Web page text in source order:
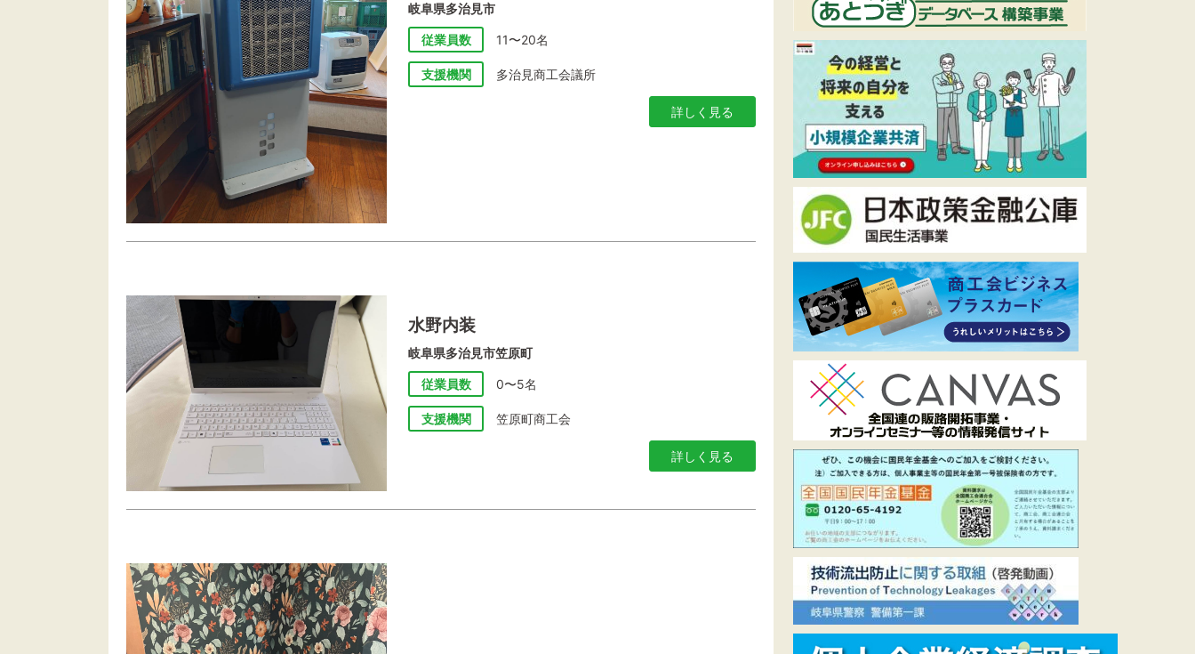
岐阜県多治見市
従業員数 11〜20名
支援機関 多治見商工会議所
詳しく見る
水野内装
岐阜県多治見市笠原町
従業員数 0〜5名
支援機関 笠原町商工会
詳しく見る